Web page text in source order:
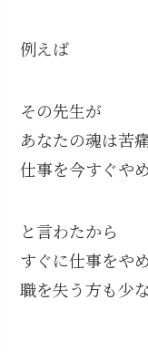
例えば
その先生が
あなたの魂は苦
仕事を今すぐや
と言わたから
すぐに仕事をや
職を失う方も少